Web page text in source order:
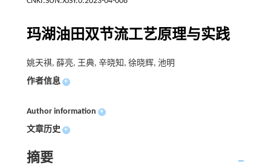
玛湖油田双节流工艺原理与实践
姚天祺, 薛亮, 王典, 辛晓知, 徐晓辉, 池明
作者信息 +
Author information +
文章历史 +
摘要